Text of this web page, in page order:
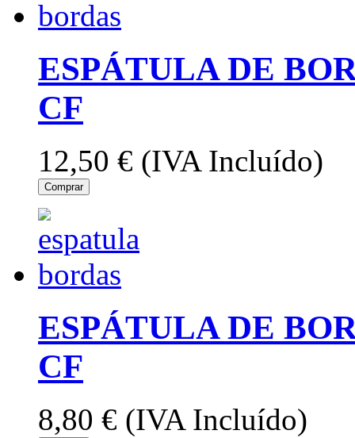
ESPÁTULA DE
CF
12,50 € (IVA Incluído)
Comprar
ESPÁTULA DE
CF
8,80 € (IVA Incluído)